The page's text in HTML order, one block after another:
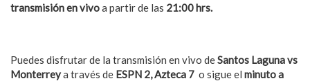
transmisión en vivoa partir de las 21:00 hrs.
Puedes disfrutar de la transmisión en vivo deSantos Laguna vs
Monterreya través de ESPN 2, Azteca 7 o sigue el minuto a